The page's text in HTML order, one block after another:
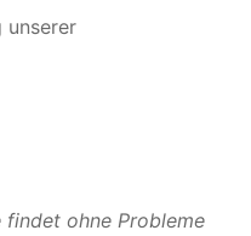
unserer
findet ohne Probleme